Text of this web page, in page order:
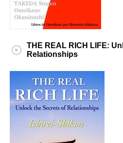
THE REAL RICH LIFE:
Relationships